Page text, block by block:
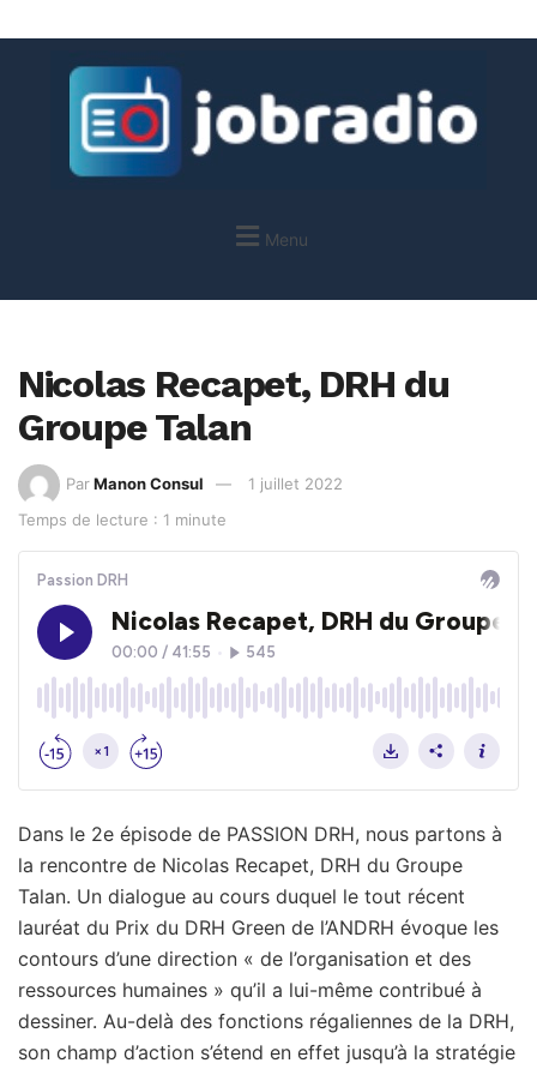
Menu
Nicolas Recapet, DRH du
Groupe Talan
Par Manon Consul
1 juillet 2022
Temps de lecture : 1 minute
Dans le 2e épisode de PASSION DRH, nous partons à
la rencontre de Nicolas Recapet, DRH du Groupe
Talan. Un dialogue au cours duquel le tout récent
lauréat du Prix du DRH Green de l’ANDRH évoque les
contours d’une direction « de l’organisation et des
ressources humaines » qu’il a lui-même contribué à
dessiner. Au-delà des fonctions régaliennes de la DRH,
son champ d’action s’étend en effet jusqu’à la stratégie